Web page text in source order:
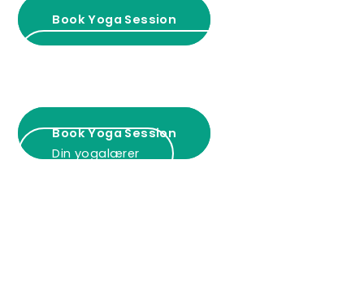
Book Yoga Session
Psykoterapi hos Jane Faarup
Book Yoga Session
Din yogalærer